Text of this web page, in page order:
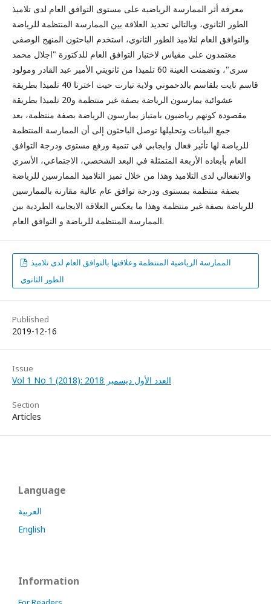
معرفة أثر الممارسة الرياضية على مستوى التوافق العام لدى تلاميذ
الطور الثانوي، وبالتالي تحديد العلاقة بين الممارسة المنتظمة للرياضة
والتوافق العام لتلاميذ الطور الثانوي، استخدم الباحثون المنهج الوصفي
معتمدون على مقياس لاختبار التوافق العام للدكتورة "اجلال محمد
سرى"، وتضمنت العينة 60 تلميذا من ثانويتي الأمير عبد القادر ومولود
قاسم نايت بلقاسم بالدحموني ولاية تيارت حيث اخترنا 40 تلميذا بطريقة
عشوائية يمارسون الرياضة بصفة غير منتظمة و20 تلميذا بطريقة
مقصودة كونهم رياضيون بامتياز يمارسون الرياضة بصفة منتظمة، بعد
جمع البيانات وتحليلها توصل الباحثون إلى أن الممارسة المنتظمة
للرياضة لها تأثير فعال وايجابي في تنمية ورفع مستوى ودرجة التوافق
العام بأبعاده الأربعة المتمثلة في البعد الشخصي، الاجتماعي، الأسري
والانفعالي لدى التلاميذ وهذا من خلال تميز التلاميذ الممارسين للرياضة
بصفة منتظمة بمستوى ودرجة توافق عام عالية مقارنة بالممارسين
للرياضة بصفة غير منتظمة وهذا ما يعكس العلاقة الايجابية الطردية بين
الممارسة المنتظمة للرياضة و التوافق العام.
الممارسة الرياضية المنتظمة وعلاقتها بالتوافق العام لدى تلاميذ
الطور الثانوي
Published
2019-12-16
Issue
Vol 1 No 1 (2018): العدد الأول ديسمبر 2018
Section
Articles
Language
العربية
English
Information